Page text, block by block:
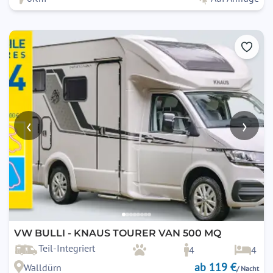
Bei unverschuldetem Ausfall kann ein vergleichbares oder
größeres Ersatzfahrzeug gestellt werden.
Eventuelle Mehrkosten (Fähre, Maut, Betriebskosten)
durch ein größeres Fahrzeug trägt der Mieter.
Bei Bereitstellung eines günstigeren Fahrzeugs wird die
Preisdifferenz erstattet.
15. Haustiere
Mitnahme nur nach
ausdrücklicher schriftlicher
Zustimmungdes Vermieters.
Der Mieter trägt die volle Verantwortung für art- und
sachgerechten Transport.
Für Schäden durch mitgeführte Tiere haftet der Mieter.
16. Kinder & Mitfahrer
Die Vorschriften des§ 21 StVO(Sicherung von Kindern bis
12 Jahre) sind zwingend einzuhalten.
Stand: 10/2024
‹ ›
VW BULLI - KNAUS TOURER VAN 500 MQ
Teil-Integriert 4
4
Walldürn
ab 119 €/ Nacht